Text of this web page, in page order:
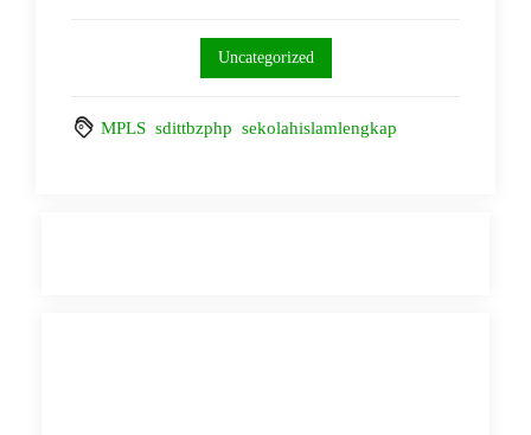
Uncategorized
MPLS sdittbzphp sekolahislamlengkap